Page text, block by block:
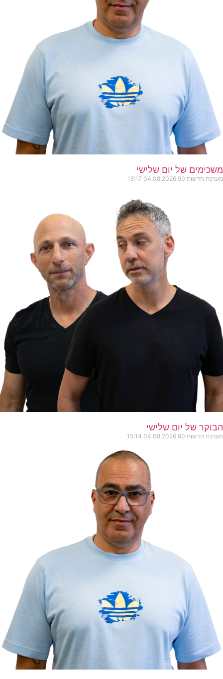
משכימים של יום שלישי
מערכת חדשות 90 04.08.2026
15:17
הבוקר של יום שלישי
מערכת חדשות 90 04.08.2026
15:14